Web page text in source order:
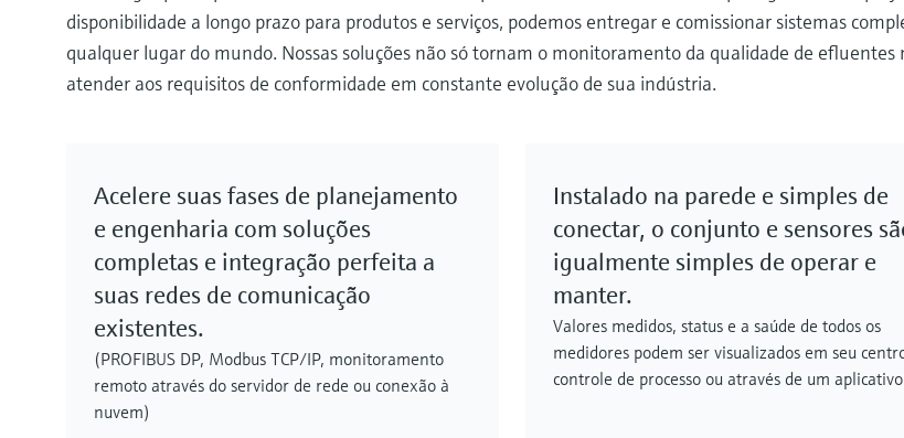
disponibilidade a longo prazo para produtos e serviços, podemos entregar e comissionar sistemas
qualquer lugar do mundo. Nossas soluções não só tornam o monitoramento da qualidade de
atender aos requisitos de conformidade em constante evolução de sua indústria.
Acelere suas fases de planejamento
e engenharia com soluções
completas e integração perfeita a
suas redes de comunicação
existentes.
(PROFIBUS DP, Modbus TCP/IP, monitoramento
remoto através do servidor de rede ou conexão à
nuvem)
Instalado na parede e simples de
conectar, o conjunto e sensores
igualmente simples de operar e
manter.
Valores medidos, status e a saúde de todos os
medidores podem ser visualizados em seu
controle de processo ou através de um